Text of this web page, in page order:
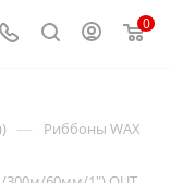
0
— Риббоны WAX